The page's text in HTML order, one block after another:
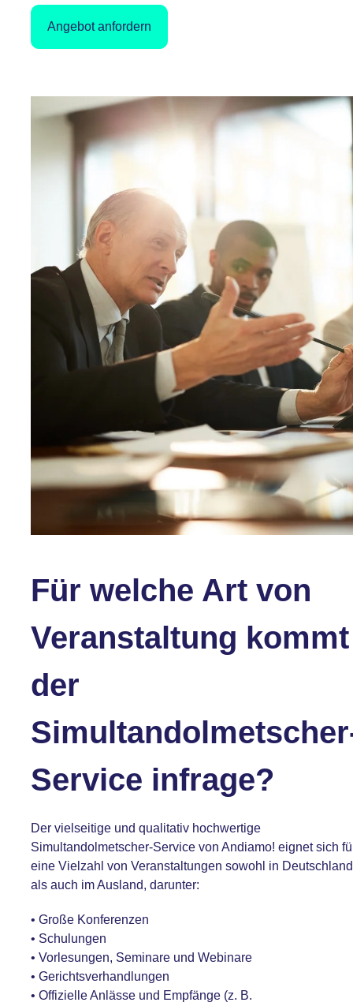
Angebot anfordern
Für welche Art von
Veranstaltung kommt
der
Service infrage?
Der vielseitige und qualitativ hochwertige
Simultandolmetscher-Service von Andiamo! eignet sich
eine Vielzahl von Veranstaltungen sowohl in Deutschland
als auch im Ausland, darunter:
• Große Konferenzen
• Schulungen
• Vorlesungen, Seminare und Webinare
• Gerichtsverhandlungen
• Offizielle Anlässe und Empfänge (z. B.